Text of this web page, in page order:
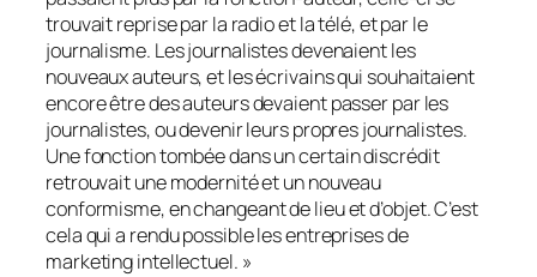
trouvait reprise par la radio et la télé, et par le
journalisme. Les journalistes devenaient les
nouveaux auteurs, et les écrivains qui souhaitaient
encore être des auteurs devaient passer par les
journalistes, ou devenir leurs propres journalistes.
Une fonction tombée dans un certain discrédit
retrouvait une modernité et un nouveau
conformisme, en changeant de lieu et d’objet. C’est
cela qui a rendu possible les entreprises de
marketing intellectuel. »